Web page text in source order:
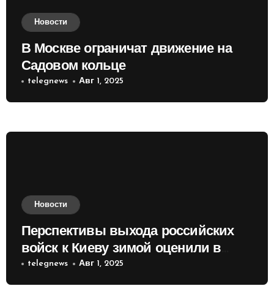
Новости
В Москве ограничат движение на
Садовом кольце
telegnews Авг 1, 2025
Новости
Перспективы выхода российских
войск к Киеву зимой оценили в
России
telegnews Авг 1, 2025